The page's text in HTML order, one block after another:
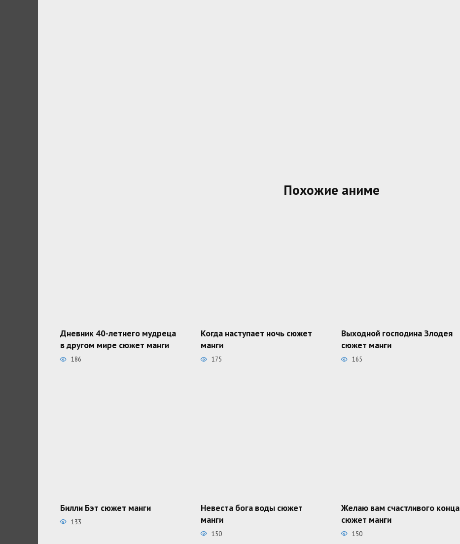
Похожие аниме
Дневник 40-летнего мудреца
в другом мире сюжет манги
186
Когда наступает ночь сюжет
манги
175
Выходной господина Злодея
сюжет манги
165
Билли Бэт сюжет манги
133
Невеста бога воды сюжет
манги
150
Желаю вам счастливого конца
сюжет манги
150